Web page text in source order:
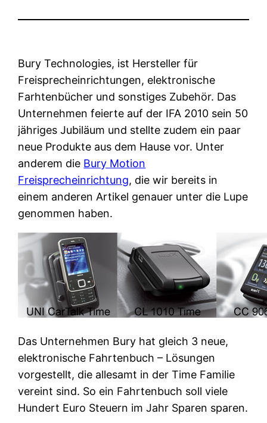
Bury Technologies, ist Hersteller für
Freisprecheinrichtungen, elektronische
Farhtenbücher und sonstiges Zubehör. Das
Unternehmen feierte auf der IFA 2010 sein 50
jähriges Jubiläum und stellte zudem ein paar
neue Produkte aus dem Hause vor. Unter
anderem die Bury Motion
Freisprecheinrichtung, die wir bereits in
einem anderen Artikel genauer unter die Lupe
genommen haben.
Das Unternehmen Bury hat gleich 3 neue,
elektronische Fahrtenbuch – Lösungen
vorgestellt, die allesamt in der Time Familie
vereint sind. So ein Fahrtenbuch soll viele
Hundert Euro Steuern im Jahr Sparen sparen.